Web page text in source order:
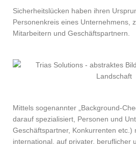
Sicherheitslücken haben ihren
Personenkreis eines Unternehmens,
Mitarbeitern und Geschäftspartnern.
Mittels sogenannter „Background-
darauf spezialisiert, Personen und
Geschäftspartner, Konkurrenten etc.)
international, auf privater, beruflicher